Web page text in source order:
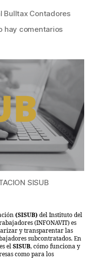
Bulltax Contadores
hay comentarios
SISUB
(SISUB) del Instituto del
(INFONAVIT) es
y transparentar las
subcontratados. En
elSISUB, cómo funciona y
como para los